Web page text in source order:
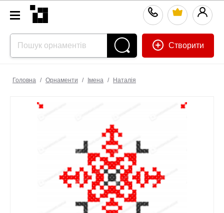
Створити
Головна / Орнаменти / Імена / Наталія